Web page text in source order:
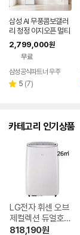
삼성 AI 무풍콤보갤러
리 청정 이지오픈 멀티
형 에어컨 AF80F17D
22WRS 기본설치포
2,799,000원
무료
삼성공식파트너 우주
별 5 리
(7)
카테고리 인기상품
LG전자 휘센 오브
제컬렉션 듀얼호스
PQ08FDWBS
818,190원